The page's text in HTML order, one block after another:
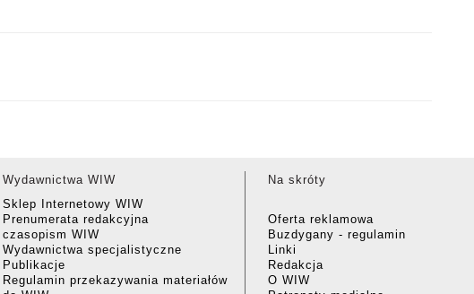
Wydawnictwa WIW
Sklep Internetowy WIW
Prenumerata redakcyjna
czasopism WIW
Wydawnictwa specjalistyczne
Publikacje
Regulamin przekazywania materiałów
Na skróty
Oferta reklamowa
Buzdygany - regulamin
Linki
Redakcja
O WIW